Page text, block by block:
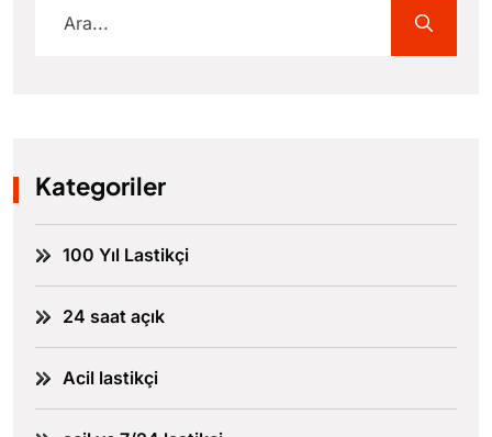
Kategoriler
100 Yıl Lastikçi
24 saat açık
Acil lastikçi